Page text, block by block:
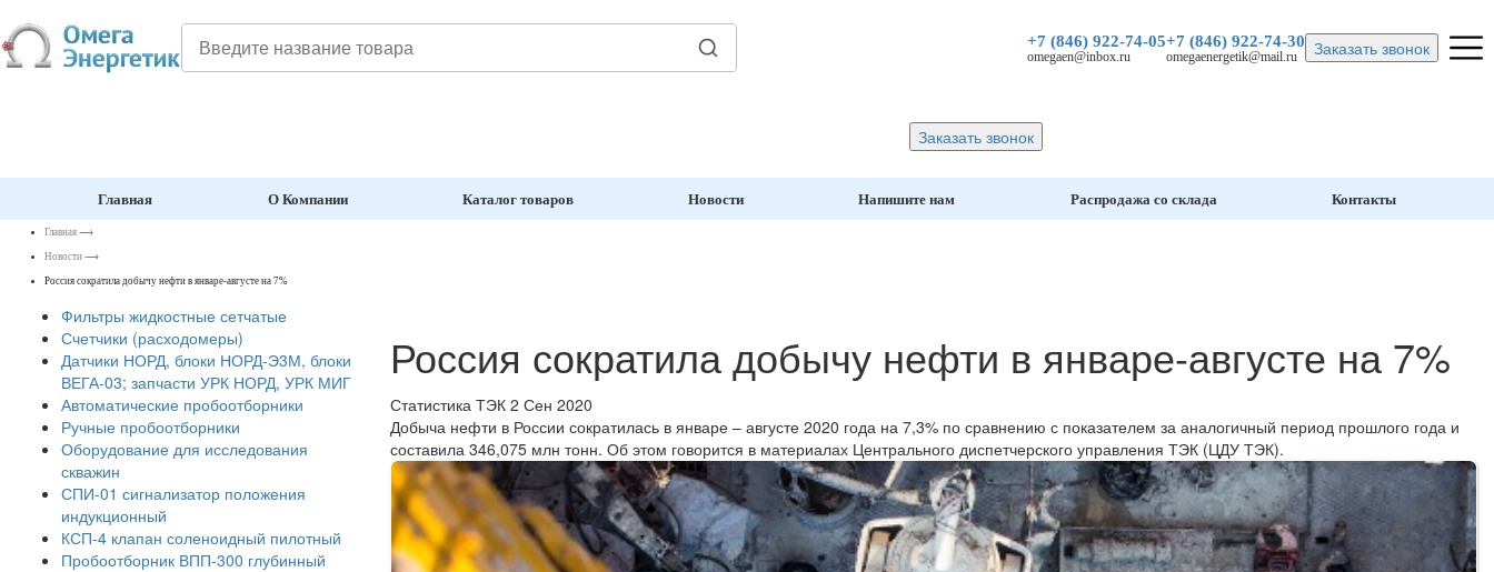
+7 (846) 922-74-05
omegaen@inbox.ru
+7 (846) 922-74-30
omegaenergetik@mail.ru Заказать звонок
Заказать звонок
Главная О Компании Каталог товаров Новости Напишите нам Распродажа со склада Контакты
Главная ⟶
Новости ⟶
Россия сократила добычу нефти в январе-августе на 7%
Россия сократила добычу нефти в январе-августе на 7%
Статистика ТЭК 2 Сен 2020
Добыча нефти в России сократилась в январе – августе 2020 года на 7,3% по сравнению с показателем за аналогичный период прошлого года и
составила 346,075 млн тонн. Об этом говорится в материалах Центрального диспетчерского управления ТЭК (ЦДУ ТЭК).
Фильтры жидкостные сетчатые
Счетчики (расходомеры)
Датчики НОРД, блоки НОРД-Э3М, блоки
ВЕГА-03; запчасти УРК НОРД, УРК МИГ
Автоматические пробоотборники
Ручные пробоотборники
Оборудование для исследования
скважин
СПИ-01 сигнализатор положения
индукционный
КСП-4 клапан соленоидный пилотный
Пробоотборник ВПП-300 глубинный